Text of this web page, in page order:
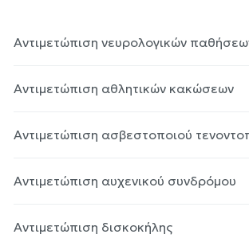
Αντιμετώπιση νευρολογικών
Αντιμετώπιση αθλητικών κακώσεων
Αντιμετώπιση ασβεστοποιού
Αντιμετώπιση αυχενικού συνδρόμου
Αντιμετώπιση δισκοκήλης